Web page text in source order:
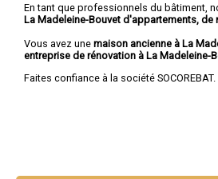
En tant que professionnels du bâtiment,
La Madeleine-Bouvet d'appartements,
Vous avez une maison ancienne à La
entreprise de rénovation à La Madeleine-
Faites confiance à la société SOCOREBAT.